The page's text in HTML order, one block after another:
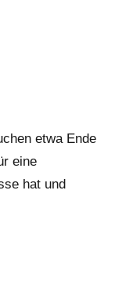
etwa Ende
eine
hat und